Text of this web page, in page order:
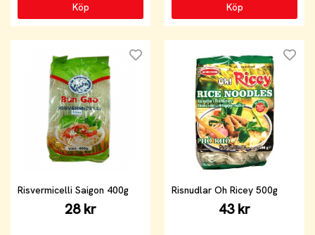
Köp Köp
Risvermicelli Saigon 400g
28 kr
Risnudlar Oh Ricey 500g
43 kr